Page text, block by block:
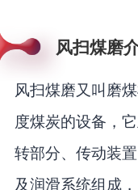
风扫煤磨
风扫煤磨又叫磨
度煤炭的设备，
转部分、传动装
及润滑系统组成